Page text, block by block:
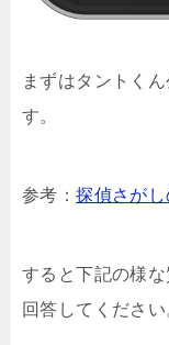
まずはタントく
す。
参考：探偵さが
すると下記の様
回答してください